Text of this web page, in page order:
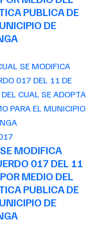
PUBLICA DE
DE
MODIFICA
017 DEL 11
MEDIO DEL
PUBLICA DE
DE